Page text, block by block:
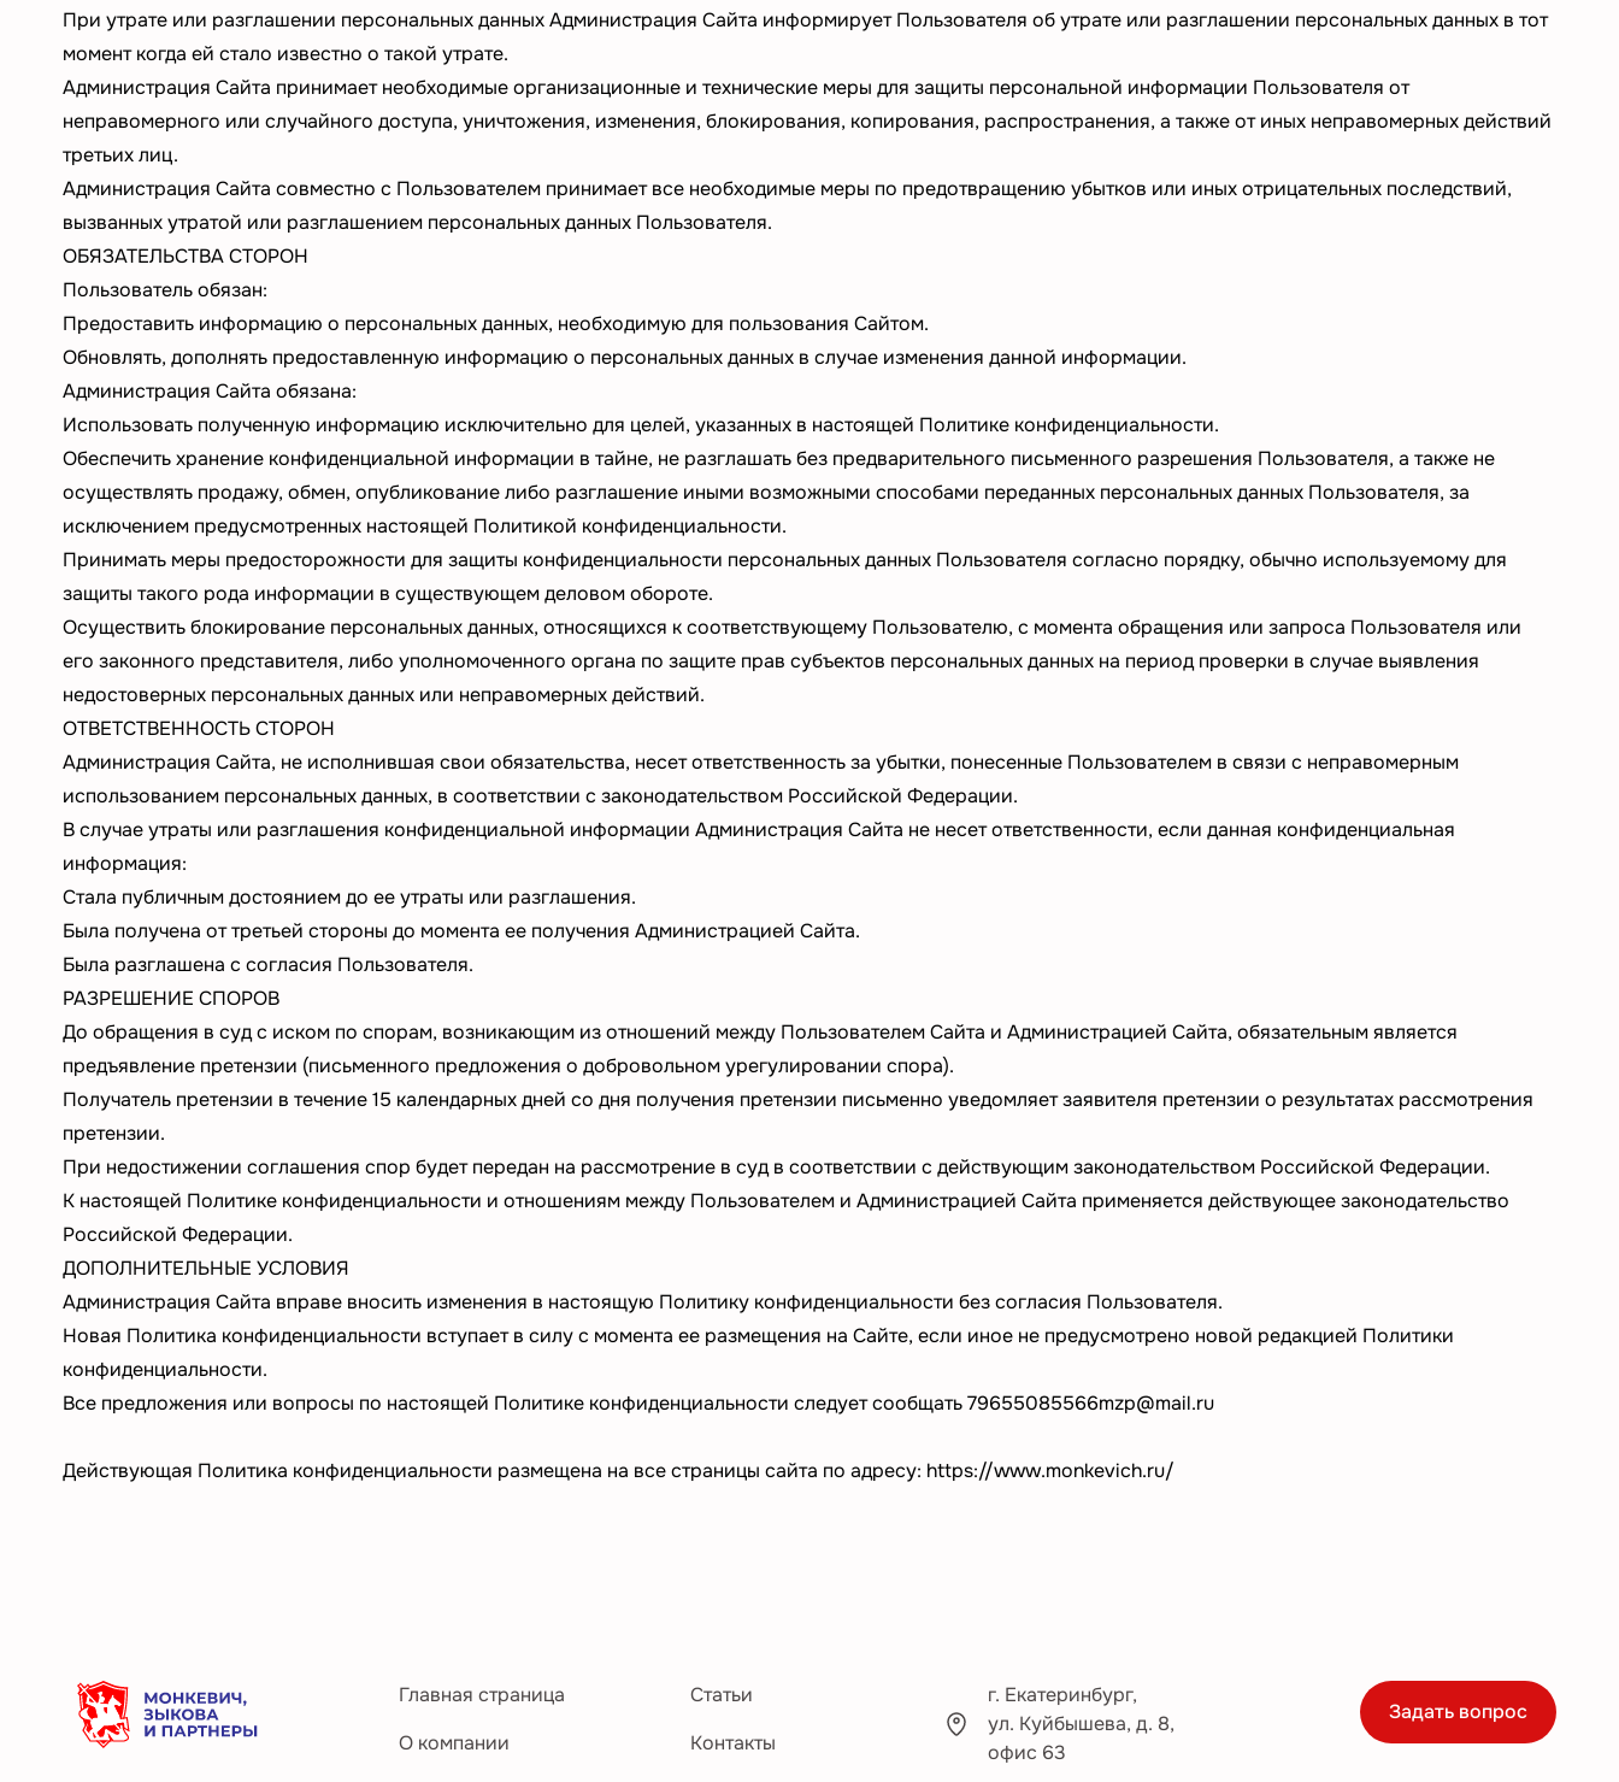
При утрате или разглашении персональных данных Администрация Сайта информирует Пользователя об утрате или разглашении персональных данных в тот
момент когда ей стало известно о такой утрате.
Администрация Сайта принимает необходимые организационные и технические меры для защиты персональной информации Пользователя от
неправомерного или случайного доступа, уничтожения, изменения, блокирования, копирования, распространения, а также от иных неправомерных действий
третьих лиц.
Администрация Сайта совместно с Пользователем принимает все необходимые меры по предотвращению убытков или иных отрицательных последствий,
вызванных утратой или разглашением персональных данных Пользователя.
ОБЯЗАТЕЛЬСТВА СТОРОН
Пользователь обязан:
Предоставить информацию о персональных данных, необходимую для пользования Сайтом.
Обновлять, дополнять предоставленную информацию о персональных данных в случае изменения данной информации.
Администрация Сайта обязана:
Использовать полученную информацию исключительно для целей, указанных в настоящей Политике конфиденциальности.
Обеспечить хранение конфиденциальной информации в тайне, не разглашать без предварительного письменного разрешения Пользователя, а также не
осуществлять продажу, обмен, опубликование либо разглашение иными возможными способами переданных персональных данных Пользователя, за
исключением предусмотренных настоящей Политикой конфиденциальности.
Принимать меры предосторожности для защиты конфиденциальности персональных данных Пользователя согласно порядку, обычно используемому для
защиты такого рода информации в существующем деловом обороте.
Осуществить блокирование персональных данных, относящихся к соответствующему Пользователю, с момента обращения или запроса Пользователя или
его законного представителя, либо уполномоченного органа по защите прав субъектов персональных данных на период проверки в случае выявления
недостоверных персональных данных или неправомерных действий.
ОТВЕТСТВЕННОСТЬ СТОРОН
Администрация Сайта, не исполнившая свои обязательства, несет ответственность за убытки, понесенные Пользователем в связи с неправомерным
использованием персональных данных, в соответствии с законодательством Российской Федерации.
В случае утраты или разглашения конфиденциальной информации Администрация Сайта не несет ответственности, если данная конфиденциальная
информация:
Стала публичным достоянием до ее утраты или разглашения.
Была получена от третьей стороны до момента ее получения Администрацией Сайта.
Была разглашена с согласия Пользователя.
РАЗРЕШЕНИЕ СПОРОВ
До обращения в суд с иском по спорам, возникающим из отношений между Пользователем Сайта и Администрацией Сайта, обязательным является
предъявление претензии (письменного предложения о добровольном урегулировании спора).
Получатель претензии в течение 15 календарных дней со дня получения претензии письменно уведомляет заявителя претензии о результатах рассмотрения
претензии.
При недостижении соглашения спор будет передан на рассмотрение в суд в соответствии с действующим законодательством Российской Федерации.
К настоящей Политике конфиденциальности и отношениям между Пользователем и Администрацией Сайта применяется действующее законодательство
Российской Федерации.
ДОПОЛНИТЕЛЬНЫЕ УСЛОВИЯ
Администрация Сайта вправе вносить изменения в настоящую Политику конфиденциальности без согласия Пользователя.
Новая Политика конфиденциальности вступает в силу с момента ее размещения на Сайте, если иное не предусмотрено новой редакцией Политики
конфиденциальности.
Все предложения или вопросы по настоящей Политике конфиденциальности следует сообщать79655085566mzp@mail.ru
Действующая Политика конфиденциальности размещена на все страницы сайта по адресу: https://www.monkevich.ru/
Главная страница
О компании
Статьи
Контакты
г. Екатеринбург,
ул. Куйбышева, д. 8,
офис 63
Задать вопрос